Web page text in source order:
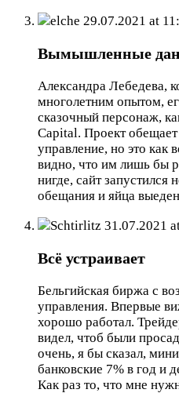
elche 29.07.2021 at
Вымышленные
Александра Лебедева,
многолетним опытом,
сказочный персонаж,
Capital. Проект обещает
управление, но это
видно, что им лишь бы
нигде, сайт запустился
обещания и яйца
Schtirlitz 31.07.2021
Всё устраивает
Бельгийская биржа с
управления. Впервые
хорошо работал.
видел, чтоб были
очень, я бы сказал,
банковские 7% в год и
Как раз то, что мне